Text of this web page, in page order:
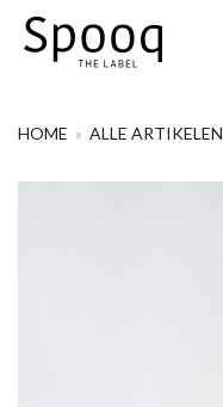
HOME » ALLE ARTIKELEN